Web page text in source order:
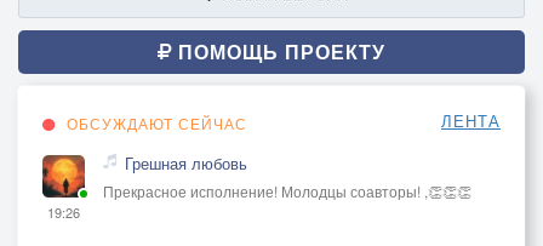
ПОМОЩЬ ПРОЕКТУ
ОБСУЖДАЮТ СЕЙЧАС ЛЕНТА
19:26
Грешная любовь
Прекрасное исполнение! Молодцы соавторы! ,👏👏👏